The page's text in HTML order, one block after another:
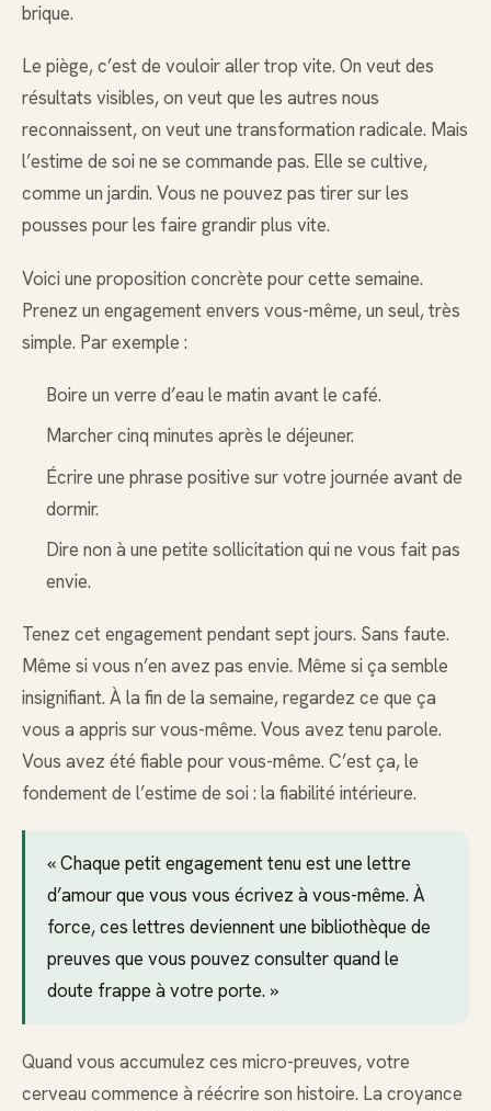
brique.
Le piège, c’est de vouloir aller trop vite. On veut des
résultats visibles, on veut que les autres nous
reconnaissent, on veut une transformation radicale. Mais
l’estime de soi ne se commande pas. Elle se cultive,
comme un jardin. Vous ne pouvez pas tirer sur les
pousses pour les faire grandir plus vite.
Voici une proposition concrète pour cette semaine.
Prenez un engagement envers vous-même, un seul, très
simple. Par exemple :
Boire un verre d’eau le matin avant le café.
Marcher cinq minutes après le déjeuner.
Écrire une phrase positive sur votre journée avant de
dormir.
Dire non à une petite sollicitation qui ne vous fait pas
envie.
Tenez cet engagement pendant sept jours. Sans faute.
Même si vous n’en avez pas envie. Même si ça semble
insignifiant. À la fin de la semaine, regardez ce que ça
vous a appris sur vous-même. Vous avez tenu parole.
Vous avez été fiable pour vous-même. C’est ça, le
fondement de l’estime de soi : la fiabilité intérieure.
« Chaque petit engagement tenu est une lettre
d’amour que vous vous écrivez à vous-même. À
force, ces lettres deviennent une bibliothèque de
preuves que vous pouvez consulter quand le
doute frappe à votre porte. »
Quand vous accumulez ces micro-preuves, votre
cerveau commence à réécrire son histoire. La croyance